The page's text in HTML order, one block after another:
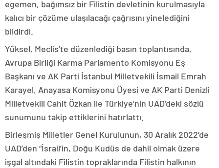
egemen, bağımsız bir Filistin devletinin kurulmasıyla
kalıcı bir çözüme ulaşılacağı çağrısını yinelediğini
bildirdi.
Yüksel, Meclis’te düzenlediği basın toplantısında,
Avrupa Birliği Karma Parlamento Komisyonu Eş
Başkanı ve AK Parti İstanbul Milletvekili İsmail Emrah
Karayel, Anayasa Komisyonu Üyesi ve AK Parti Denizli
Milletvekili Cahit Özkan ile Türkiye’nin UAD’deki sözlü
sunumunu takip ettiklerini hatırlattı.
Birleşmiş Milletler Genel Kurulunun, 30 Aralık 2022’de
UAD’den “İsrail’in, Doğu Kudüs de dahil olmak üzere
işgal altındaki Filistin topraklarında Filistin halkının